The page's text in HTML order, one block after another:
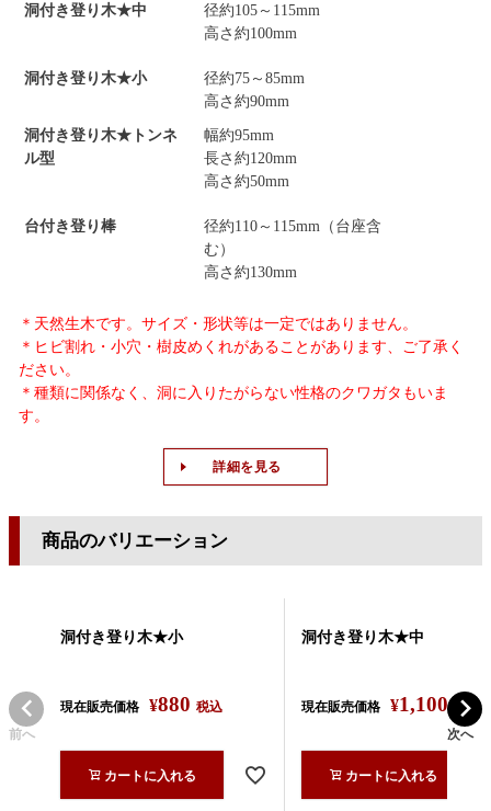
洞付き登り木★中
径約105～115mm
高さ約100mm
洞付き登り木★小
径約75～85mm
高さ約90mm
洞付き登り木★トンネ
ル型
幅約95mm
長さ約120mm
高さ約50mm
台付き登り棒
径約110～115mm（台座含
む）
高さ約130mm
＊天然生木です。サイズ・形状等は一定ではありません。
＊ヒビ割れ・小穴・樹皮めくれがあることがあります、ご了承く
ださい。
＊種類に関係なく、洞に入りたがらない性格のクワガタもいま
す。
詳細を見る
商品のバリエーション
前へ
洞付き登り木★小
現在販売価格 ¥880 税込
カートに入れる
洞付き登り木★中
現在販売価格 ¥1,100 税込
カートに入れる
次へ